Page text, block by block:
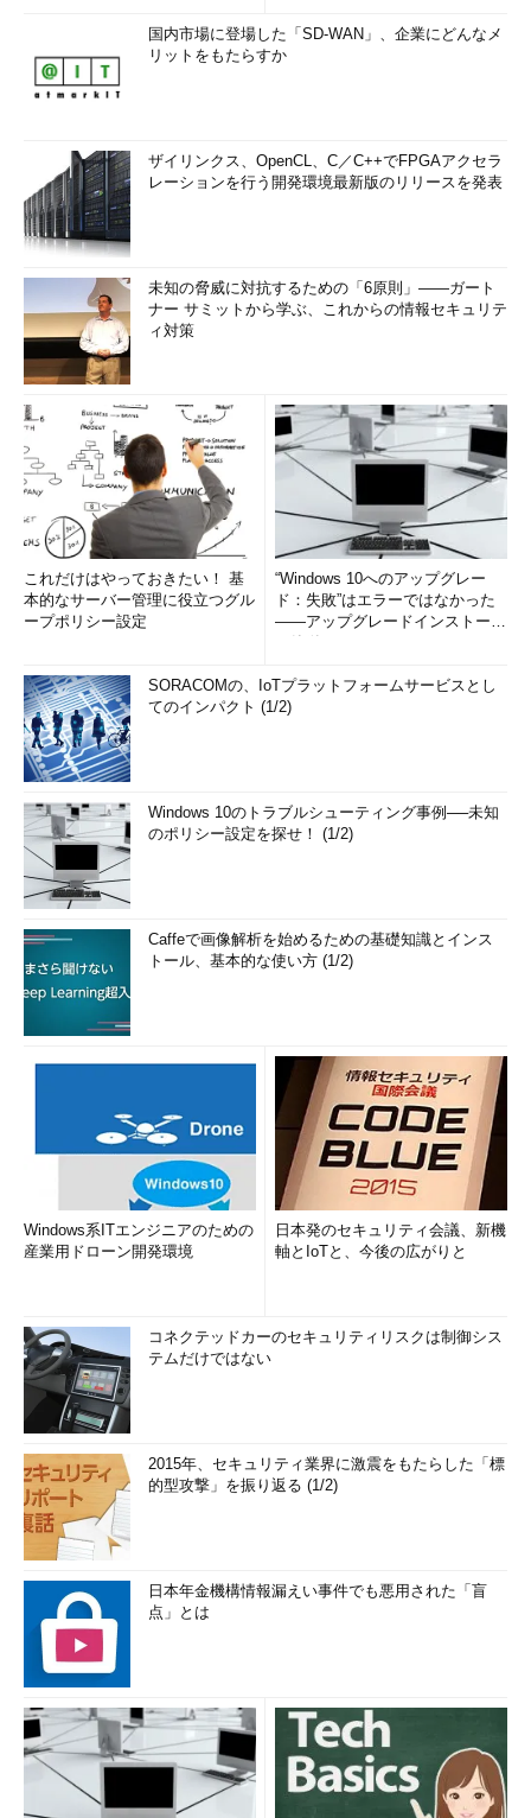
Liveメールの入手
国内市場に登場した「SD-WAN」、企業にどんなメ
リットをもたらすか
ザイリンクス、OpenCL、C／C++でFPGAアクセラ
レーションを行う開発環境最新版のリリースを発表
未知の脅威に対抗するための「6原則」――ガート
ナー サミットから学ぶ、これからの情報セキュリテ
ィ対策
これだけはやっておきたい！ 基
本的なサーバー管理に役立つグル
ープポリシー設定
“Windows 10へのアップグレー
ド：失敗”はエラーではなかった
――アップグレードインストール
SORACOMの、IoTプラットフォームサービスとし
てのインパクト (1/2)
Windows 10のトラブルシューティング事例──未知
のポリシー設定を探せ！ (1/2)
Caffeで画像解析を始めるための基礎知識とインス
トール、基本的な使い方 (1/2)
Windows系ITエンジニアのための
産業用ドローン開発環境
日本発のセキュリティ会議、新機
軸とIoTと、今後の広がりと
コネクテッドカーのセキュリティリスクは制御シス
テムだけではない
2015年、セキュリティ業界に激震をもたらした「標
的型攻撃」を振り返る (1/2)
日本年金機構情報漏えい事件でも悪用された「盲
点」とは